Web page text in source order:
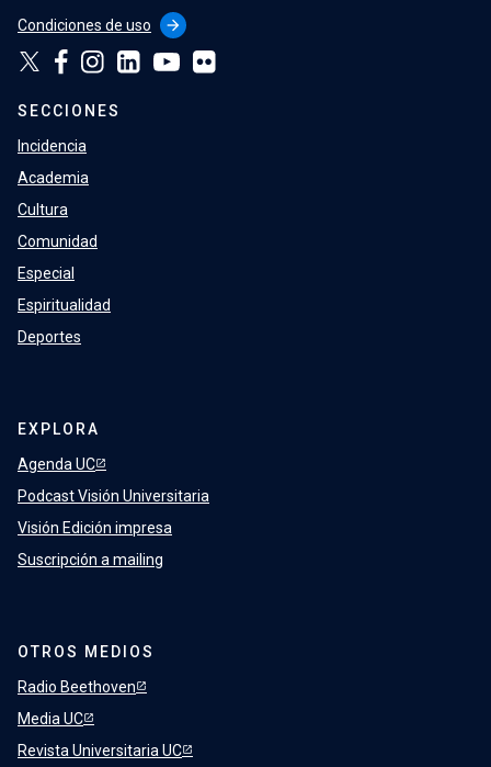
Condiciones de uso
arrow_forward
SECCIONES
Incidencia
Academia
Cultura
Comunidad
Especial
Espiritualidad
Deportes
EXPLORA
Agenda UC
Podcast Visión Universitaria
Visión Edición impresa
Suscripción a mailing
OTROS MEDIOS
Radio Beethoven
Media UC
Revista Universitaria UC